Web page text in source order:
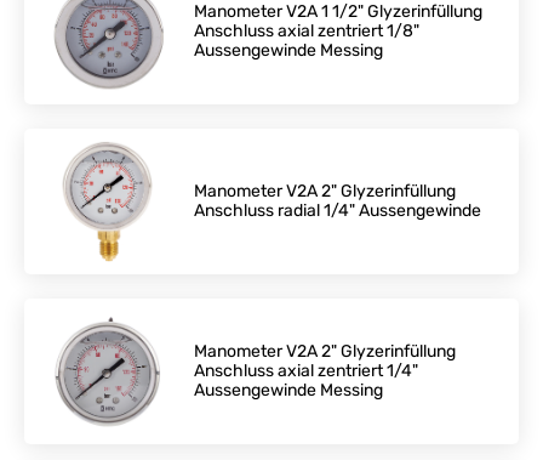
Manometer V2A 1 1/2" Glyzerinfüllung
Anschluss axial zentriert 1/8"
Aussengewinde Messing
Manometer V2A 2" Glyzerinfüllung
Anschluss radial 1/4" Aussengewinde
Manometer V2A 2" Glyzerinfüllung
Anschluss axial zentriert 1/4"
Aussengewinde Messing